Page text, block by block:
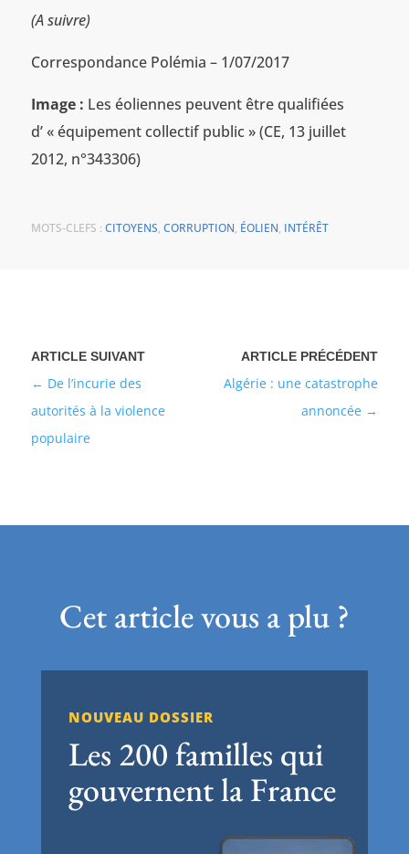
(A suivre)
Correspondance Polémia – 1/07/2017
Image : Les éoliennes peuvent être qualifiées
d’ « équipement collectif public » (CE, 13 juillet
2012, n°343306)
MOTS-CLEFS : CITOYENS, CORRUPTION, ÉOLIEN, INTÉRÊT
Algérie : une catastrophe
annoncée
De l’incurie des
autorités à la violence
populaire
Cet article vous a plu ?
NOUVEAU DOSSIER
Les 200 familles qui
gouvernent la France